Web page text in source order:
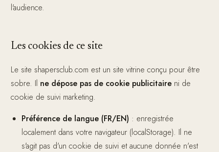
l'audience.
Les cookies de ce site
Le site shapersclub.com est un site vitrine conçu pour être
sobre. Il ne dépose pas de cookie publicitaire ni de
cookie de suivi marketing.
Préférence de langue (FR/EN) : enregistrée
localement dans votre navigateur (localStorage). Il ne
s'agit pas d'un cookie de suivi et aucune donnée n'est